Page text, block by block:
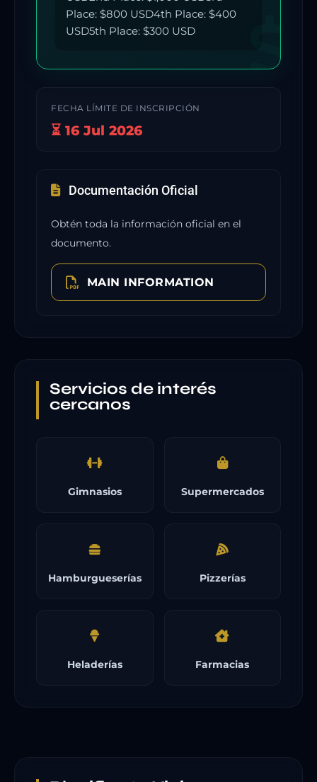
Place: $800 USD4th Place: $400
USD5th Place: $300 USD
FECHA LÍMITE DE INSCRIPCIÓN
⏳ 16 Jul 2026
Documentación Oficial
Obtén toda la información oficial en el
documento.
MAIN INFORMATION
Servicios de interés
cercanos
Gimnasios Supermercados
Hamburgueserías Pizzerías
Heladerías Farmacias